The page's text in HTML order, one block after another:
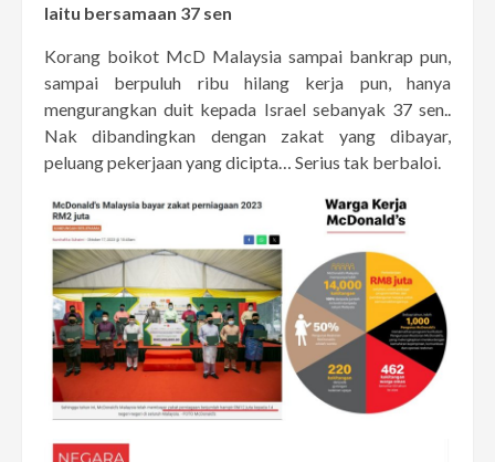
Iaitu bersamaan 37 sen
Korang boikot McD Malaysia sampai bankrap pun,
sampai berpuluh ribu hilang kerja pun, hanya
mengurangkan duit kepada Israel sebanyak 37 sen..
Nak dibandingkan dengan zakat yang dibayar,
peluang pekerjaan yang dicipta… Serius tak berbaloi.